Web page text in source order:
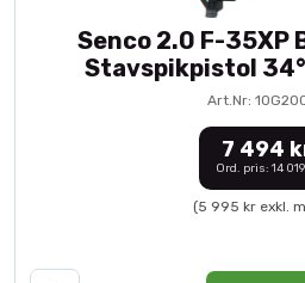
Senco 2.0 F-
Stavspikpistol
Art.Nr:
7 494
Ord. pris: 14
(5 995 kr exkl.